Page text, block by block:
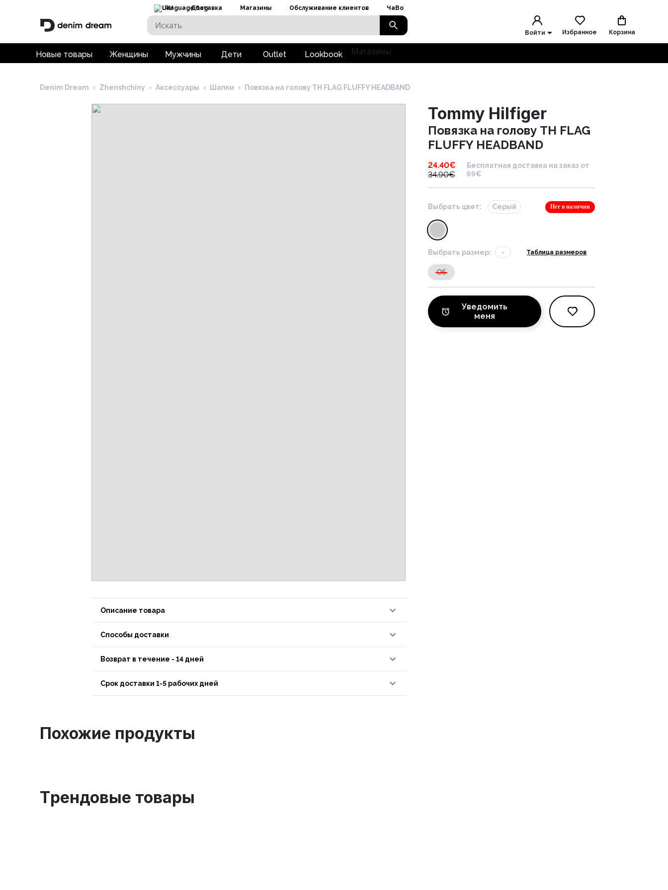
RU Доставка Магазины Обслуживание клиентов ЧаВо
Войти Избранное Корзина
Новые товары Женщины Мужчины Дети Outlet Lookbook Магазины
Denim Dream › Zhenshchiny › Аксессуары › Шапки › Повязка на голову TH FLAG FLUFFY HEADBAND
Описание товара
Способы доставки
Возврат в течение - 14 дней
Срок доставки 1-5 рабочих дней
Tommy Hilfiger
Повязка на голову TH FLAG
FLUFFY HEADBAND
24.40€
34.90€
Бесплатная доставка на заказ от
69€
Выбрать цвет: Серый Нет в наличии
Выбрать размер: - Таблица размеров
OS
Уведомить
меня
Похожие продукты
Tрендовые товары